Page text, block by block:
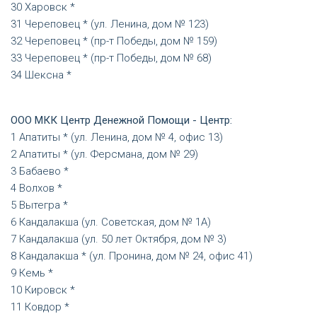
Харовск *
Череповец * (ул. Ленина, дом № 123)
Череповец * (пр-т Победы, дом № 159)
Череповец * (пр-т Победы, дом № 68)
Шексна *
ООО МКК Центр Денежной Помощи - Центр:
Апатиты * (ул. Ленина, дом № 4, офис 13)
Апатиты * (ул. Ферсмана, дом № 29)
Бабаево *
Волхов *
Вытегра *
Кандалакша (ул. Советская, дом № 1А)
Кандалакша (ул. 50 лет Октября, дом № 3)
Кандалакша * (ул. Пронина, дом № 24, офис 41)
Кемь *
Кировск *
Ковдор *